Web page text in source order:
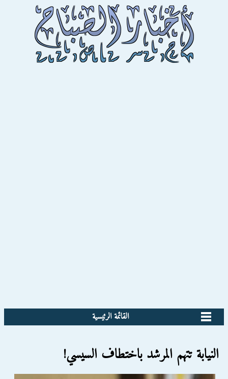
القائمة الرئيسية
النيابة تتهم المرشد باختطاف السيسي!